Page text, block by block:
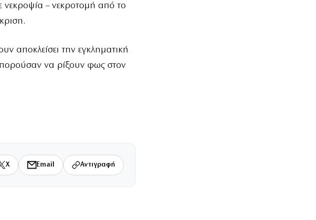
– νεκροτομή από το
αποκλείσει την εγκληματική
να ρίξουν φως στον
X Email Αντιγραφή